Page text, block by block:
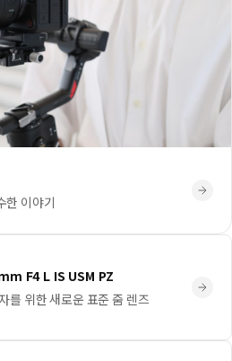
한 이야기
F4 L IS USM PZ
를 위한 새로운 표준 줌 렌즈